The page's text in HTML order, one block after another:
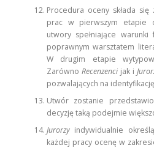
Procedura oceny składa
prac w pierwszym etapie
utwory spełniające
poprawnym warsztatem
W drugim etapie
Zarówno Recenzencijak i
pozwalających na
Utwór zostanie
decyzję taką podejmie
Jurorzyindywidualnie
każdej pracy ocenę w